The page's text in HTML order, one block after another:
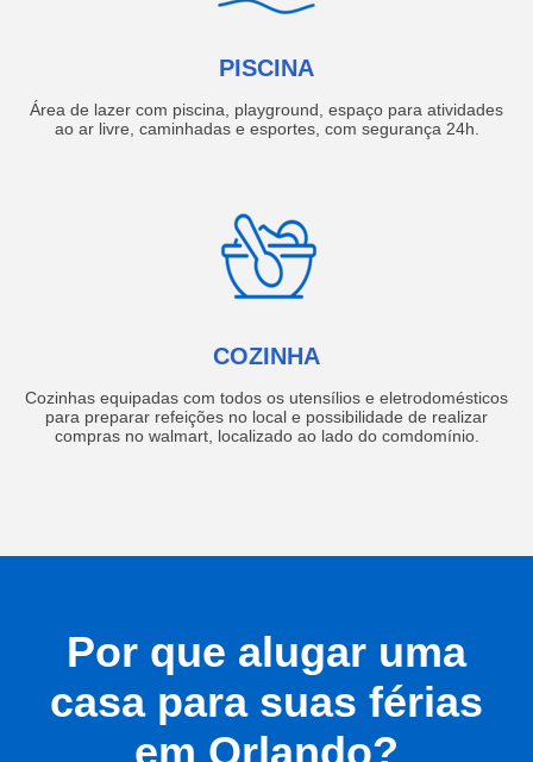
PISCINA
Área de lazer com piscina, playground, espaço para atividades
ao ar livre, caminhadas e esportes, com segurança 24h.
COZINHA
Cozinhas equipadas com todos os utensílios e eletrodomésticos
para preparar refeições no local e possibilidade de realizar
compras no walmart, localizado ao lado do comdomínio.
Por que alugar uma
casa para suas férias
em Orlando?